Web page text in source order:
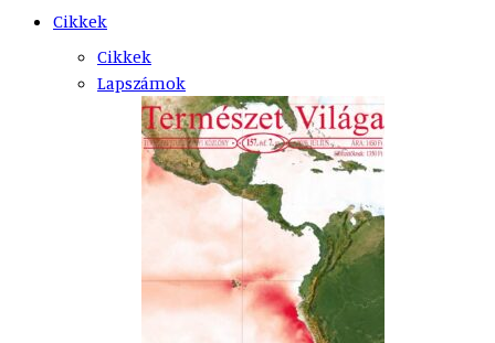
Cikkek
Cikkek
Lapszámok